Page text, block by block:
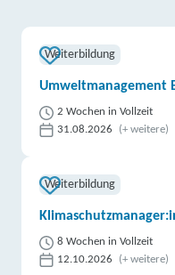
Berger
86150 Augsburg
Partner
Learning Digital
86150 Augsburg
Partner
Weiterbildung
Umweltmanagement
2 Wochen in Vollzeit
31.08.2026
(+ weitere)
Weiterbildung
8 Wochen in Vollzeit
12.10.2026
(+ weitere)